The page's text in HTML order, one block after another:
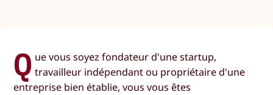
Q ue vous soyez fondateur d'une startup,
travailleur indépendant ou propriétaire d'une
entreprise bien établie, vous vous êtes